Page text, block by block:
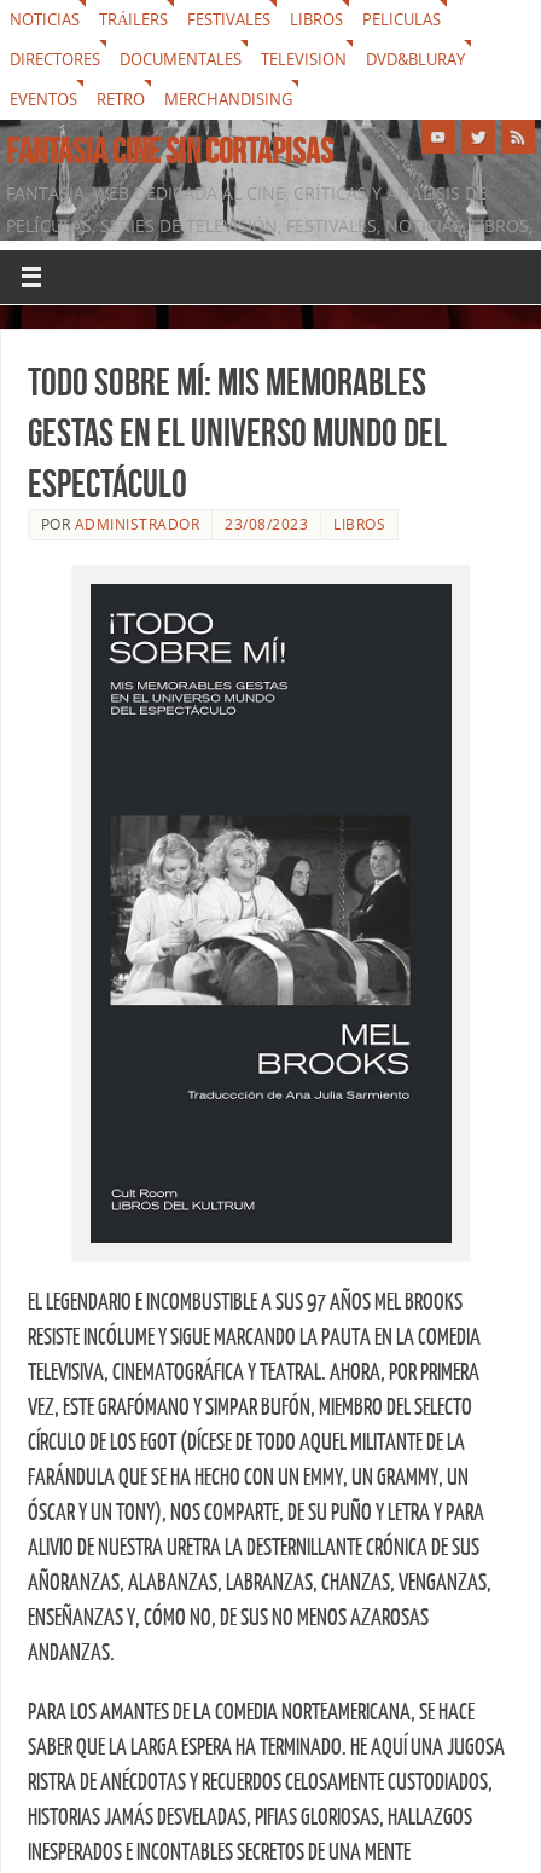
NOTICIAS TRÁILERS FESTIVALES LIBROS
PELICULAS
DIRECTORES
DOCUMENTALES TELEVISION
DVD&BLURAY
EVENTOS
RETRO MERCHANDISING
FANTASIA CINE SIN CORTAPISAS
FANTASIA, WEB DEDICADA AL CINE, CRÍTICAS Y ANÁLISIS DE
PELÍCULAS, SERIES DE TELEVISIÓN, FESTIVALES, NOTICIAS, LIBROS,
DVD & BLURAY, MERCHANDISING Y TODO LO QUE RODEA AL
SÉPTIMO ARTE
Todo sobre mí: Mis memorables
gestas en el universo mundo del
espectáculo
POR ADMINISTRADOR 23/08/2023 LIBROS
EL LEGENDARIO E INCOMBUSTIBLE A SUS 97 AÑOS MEL BROOKS
RESISTE INCÓLUME Y SIGUE MARCANDO LA PAUTA EN LA COMEDIA
TELEVISIVA, CINEMATOGRÁFICA Y TEATRAL. AHORA, POR PRIMERA
VEZ, ESTE GRAFÓMANO Y SIMPAR BUFÓN, MIEMBRO DEL SELECTO
CÍRCULO DE LOS EGOT (DÍCESE DE TODO AQUEL MILITANTE DE LA
FARÁNDULA QUE SE HA HECHO CON UN EMMY, UN GRAMMY, UN
ÓSCAR Y UN TONY), NOS COMPARTE, DE SU PUÑO Y LETRA Y PARA
ALIVIO DE NUESTRA URETRA LA DESTERNILLANTE CRÓNICA DE SUS
AÑORANZAS, ALABANZAS, LABRANZAS, CHANZAS, VENGANZAS,
ENSEÑANZAS Y, CÓMO NO, DE SUS NO MENOS AZAROSAS
ANDANZAS.
PARA LOS AMANTES DE LA COMEDIA NORTEAMERICANA, SE HACE
SABER QUE LA LARGA ESPERA HA TERMINADO. HE AQUÍ UNA JUGOSA
RISTRA DE ANÉCDOTAS Y RECUERDOS CELOSAMENTE CUSTODIADOS,
HISTORIAS JAMÁS DESVELADAS, PIFIAS GLORIOSAS, HALLAZGOS
INESPERADOS E INCONTABLES SECRETOS DE UNA MENTE